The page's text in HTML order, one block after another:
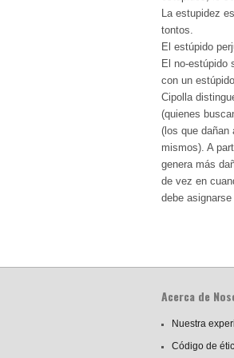
La estupidez
tontos.
El estúpido
El no-estúpido
con un
Cipolla
(quienes
(los que dañan
mismos). A
genera más
de vez en
debe
Acerca de
Nuestra
Código de